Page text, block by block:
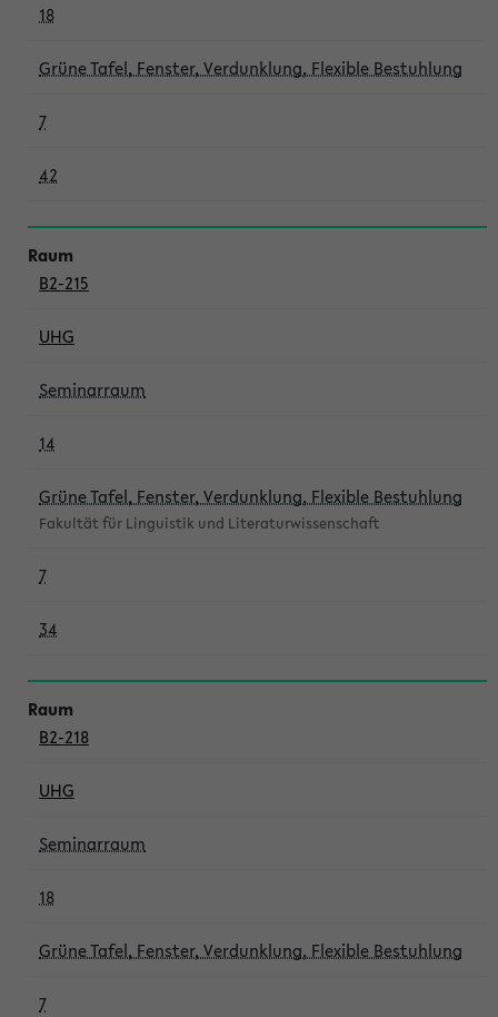
18
Grüne Tafel, Fenster, Verdunklung, Flexible Bestuhlung
7
42
B2-215
UHG
Seminarraum
14
Grüne Tafel, Fenster, Verdunklung, Flexible Bestuhlung
Fakultät für Linguistik und Literaturwissenschaft
7
34
B2-218
UHG
Seminarraum
18
Grüne Tafel, Fenster, Verdunklung, Flexible Bestuhlung
7